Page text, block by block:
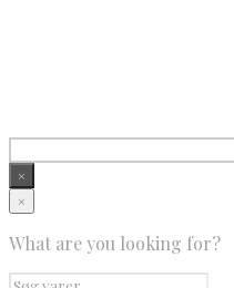
×
×
What are you looking for?